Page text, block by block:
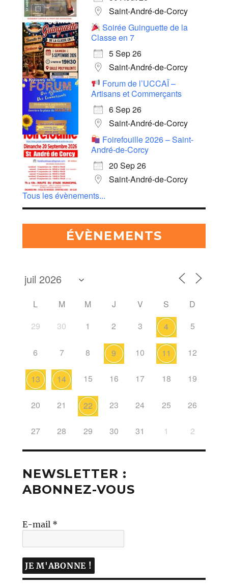
Saint-André-de-Corcy
Soirée Guinguette de la
Classe en 7
5 Sep 26
Saint-André-de-Corcy
Forum de l’UCCAÏ –
Artisans et Commerçants
6 Sep 26
Saint-André-de-Corcy
Foirefouille 2026 – Saint-
André-de-Corcy
20 Sep 26
Saint-André-de-Corcy
Tous les évènements...
ÉVÈNEMENTS
L M M J V S
D
29
30 1 2 3 4 5
6 7 8 9 10 11 12
13 14 15 16 17 18 19
20 21 22 23 24 25 26
27 28 29 30 31 1 2
NEWSLETTER :
ABONNEZ-VOUS
E-mail *